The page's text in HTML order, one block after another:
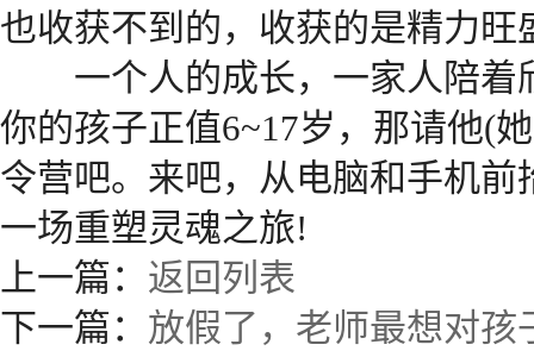
也收获不到的，收获的是精力旺
一个人的成长，一家人陪着
你的孩子正值6~17岁，那请他(
令营吧。来吧，从电脑和手机
一场重塑灵魂之旅!
上一篇： 返回列表
下一篇： 放假了，老师最想对孩